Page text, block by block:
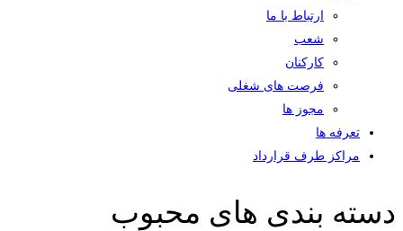
ارتباط با ما
شعب
کارکنان
فرصت های شغلی
مجوز ها
تعرفه ها
مراکز طرف قرارداد
دسته بندی های محبوب